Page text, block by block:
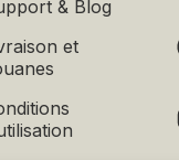
& Blog
et